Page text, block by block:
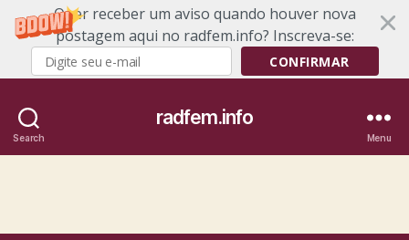
Quer receber um aviso quando houver nova
postagem aqui no radfem.info? Inscreva-se:
CONFIRMAR
Search
radfem.info
Menu